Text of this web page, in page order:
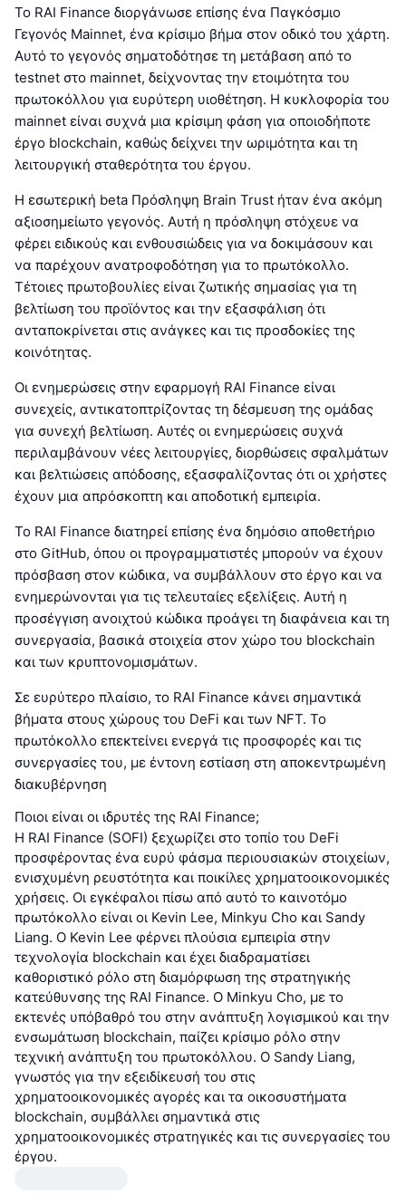
Το RAI Finance διοργάνωσε επίσης ένα Παγκόσμιο
Γεγονός Mainnet, ένα κρίσιμο βήμα στον οδικό του χάρτη.
Αυτό το γεγονός σηματοδότησε τη μετάβαση από το
testnet στο mainnet, δείχνοντας την ετοιμότητα του
πρωτοκόλλου για ευρύτερη υιοθέτηση. Η κυκλοφορία του
mainnet είναι συχνά μια κρίσιμη φάση για οποιοδήποτε
έργο blockchain, καθώς δείχνει την ωριμότητα και τη
λειτουργική σταθερότητα του έργου.
Η εσωτερική beta Πρόσληψη Brain Trust ήταν ένα ακόμη
αξιοσημείωτο γεγονός. Αυτή η πρόσληψη στόχευε να
φέρει ειδικούς και ενθουσιώδεις για να δοκιμάσουν και
να παρέχουν ανατροφοδότηση για το πρωτόκολλο.
Τέτοιες πρωτοβουλίες είναι ζωτικής σημασίας για τη
βελτίωση του προϊόντος και την εξασφάλιση ότι
ανταποκρίνεται στις ανάγκες και τις προσδοκίες της
κοινότητας.
Οι ενημερώσεις στην εφαρμογή RAI Finance είναι
συνεχείς, αντικατοπτρίζοντας τη δέσμευση της ομάδας
για συνεχή βελτίωση. Αυτές οι ενημερώσεις συχνά
περιλαμβάνουν νέες λειτουργίες, διορθώσεις σφαλμάτων
και βελτιώσεις απόδοσης, εξασφαλίζοντας ότι οι χρήστες
έχουν μια απρόσκοπτη και αποδοτική εμπειρία.
Το RAI Finance διατηρεί επίσης ένα δημόσιο αποθετήριο
στο GitHub, όπου οι προγραμματιστές μπορούν να έχουν
πρόσβαση στον κώδικα, να συμβάλλουν στο έργο και να
ενημερώνονται για τις τελευταίες εξελίξεις. Αυτή η
προσέγγιση ανοιχτού κώδικα προάγει τη διαφάνεια και τη
συνεργασία, βασικά στοιχεία στον χώρο του blockchain
και των κρυπτονομισμάτων.
Σε ευρύτερο πλαίσιο, το RAI Finance κάνει σημαντικά
βήματα στους χώρους του DeFi και των NFT. Το
πρωτόκολλο επεκτείνει ενεργά τις προσφορές και τις
συνεργασίες του, με έντονη εστίαση στη αποκεντρωμένη
διακυβέρνηση
Ποιοι είναι οι ιδρυτές της RAI Finance;
Η RAI Finance (SOFI) ξεχωρίζει στο τοπίο του DeFi
προσφέροντας ένα ευρύ φάσμα περιουσιακών στοιχείων,
ενισχυμένη ρευστότητα και ποικίλες χρηματοοικονομικές
χρήσεις. Οι εγκέφαλοι πίσω από αυτό το καινοτόμο
πρωτόκολλο είναι οι Kevin Lee, Minkyu Cho και Sandy
Liang. Ο Kevin Lee φέρνει πλούσια εμπειρία στην
τεχνολογία blockchain και έχει διαδραματίσει
καθοριστικό ρόλο στη διαμόρφωση της στρατηγικής
κατεύθυνσης της RAI Finance. Ο Minkyu Cho, με το
εκτενές υπόβαθρό του στην ανάπτυξη λογισμικού και την
ενσωμάτωση blockchain, παίζει κρίσιμο ρόλο στην
τεχνική ανάπτυξη του πρωτοκόλλου. Ο Sandy Liang,
γνωστός για την εξειδίκευσή του στις
χρηματοοικονομικές αγορές και τα οικοσυστήματα
blockchain, συμβάλλει σημαντικά στις
χρηματοοικονομικές στρατηγικές και τις συνεργασίες του
έργου.